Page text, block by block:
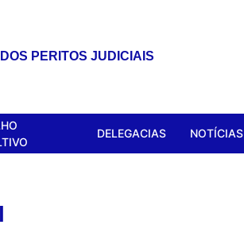
PERITOS JUDICIAIS
DELEGACIAS NOTÍCIAS